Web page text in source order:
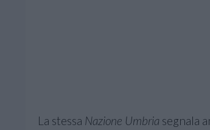
La stessa Nazione Umbria segnala